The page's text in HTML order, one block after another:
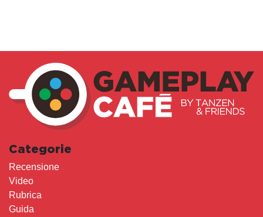
Categorie
Recensione
Video
Rubrica
Guida